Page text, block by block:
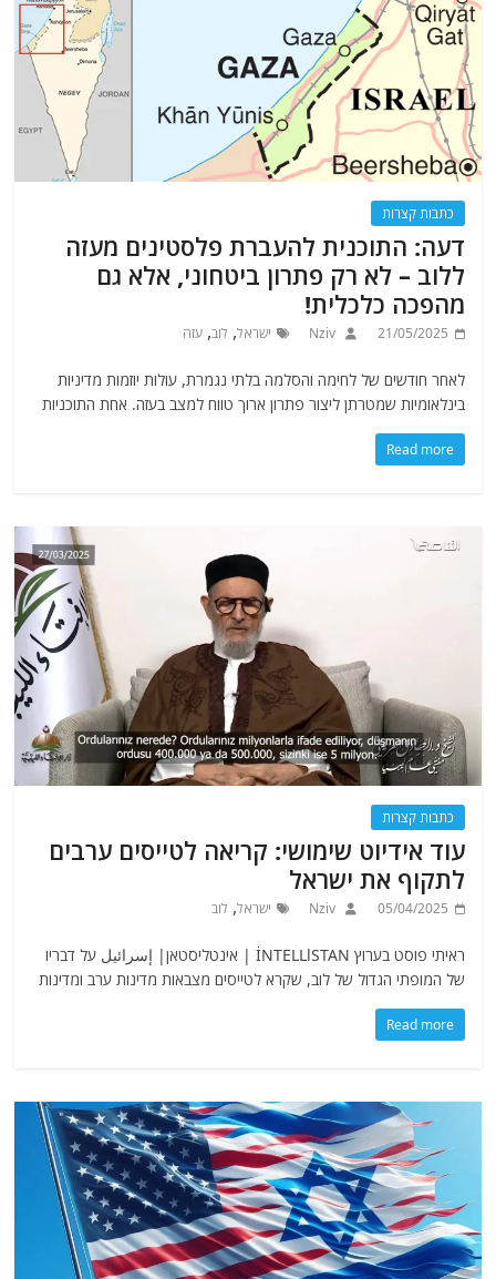
כתבות קצרות
דעה: התוכנית להעברת פלסטינים מעזה
ללוב – לא רק פתרון ביטחוני, אלא גם
מהפכה כלכלית!
21/05/2025
Nziv ישראל, לוב,עזה
לאחר חודשים של לחימה והסלמה בלתי נגמרת, עולות יוזמות מדיניות
בינלאומיות שמטרתן ליצור פתרון ארוך טווח למצב בעזה. אחת התוכניות
Read more
כתבות קצרות
עוד אידיוט שימושי: קריאה לטייסים ערבים
לתקוף את ישראל
05/04/2025
Nziv ישראל, לוב
ראיתי פוסט בערוץ İNTELLlSTAN | אינטליסטאן| إسرائيل על דבריו
של המופתי הגדול של לוב, שקרא לטייסים מצבאות מדינות ערב ומדינות
Read more